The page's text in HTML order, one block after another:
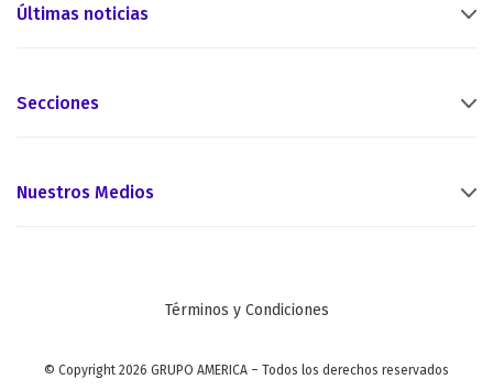
Últimas noticias
Secciones
Nuestros Medios
Términos y Condiciones
© Copyright 2026 GRUPO AMERICA – Todos los derechos reservados